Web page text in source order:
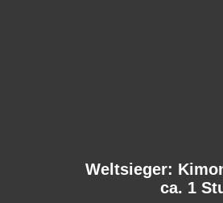
Weltsieger:
ca. 1